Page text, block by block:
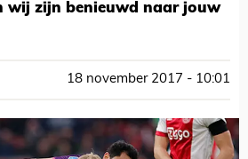
wij zijn benieuwd naar jouw
18 november 2017 - 10:01